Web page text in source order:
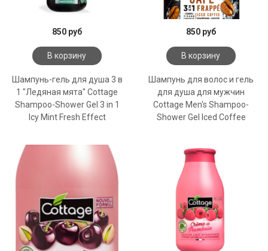
850 руб
В корзину
Шампунь-гель для душа 3 в
1 "Ледяная мята" Cottage
Shampoo-Shower Gel 3 in 1
Icy Mint Fresh Effect
850 руб
В корзину
Шампунь для волос и гель
для душа для мужчин
Cottage Men's Shampoo-
Shower Gel Iced Coffee